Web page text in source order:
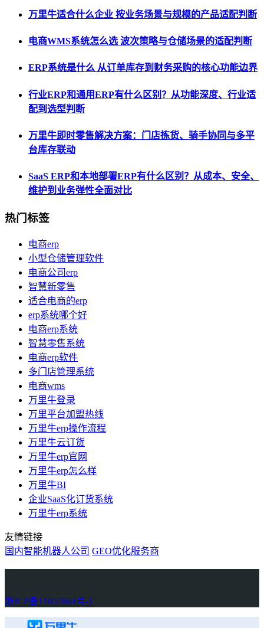
万里牛适合什么企业 按业务场景与规模的产品适配判断
电商WMS系统怎么选 波次策略与仓储场景的适配判断
ERP系统是什么 从订单库存到财务采购的核心功能边界
行业ERP和通用ERP有什么区别？从功能深度、行业适
配到选型判断
万里牛即时零售解决方案：门店拣货、骑手协同与多平
台库存联动
SaaS ERP和本地部署ERP有什么区别？从成本、安全、
维护到业务弹性全面对比
热门标签
电商erp
小型仓储管理软件
电商公司erp
智慧新零售
适合电商的erp
erp系统哪个好
电商erp系统
智慧零售系统
电商erp软件
多门店管理系统
电商wms
万里牛登录
万里平台加盟热线
万里牛erp操作流程
万里牛云订货
万里牛erp官网
万里牛erp怎么样
万里牛BI
企业SaaS化订货系统
万里牛erp系统
友情链接
国内智能机器人公司 GEO优化服务商
浙ICP备11057864号-1